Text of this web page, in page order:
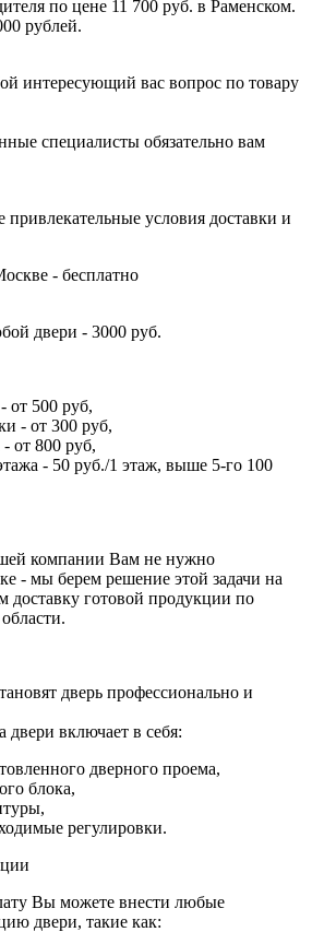
по цене 11 700 руб. в Раменском.
рублей.
интересующий вас вопрос по товару
специалисты обязательно вам
условия доставки и
- бесплатно
двери - 3000 руб.
от 500 руб,
- от 300 руб,
от 800 руб,
- 50 руб./1 этаж, выше 5-го 100
компании Вам не нужно
- мы берем решение этой задачи на
доставку готовой продукции по
дверь профессионально и
двери включает в себя:
дверного проема,
блока,
регулировки.
Вы можете внести любые
двери, такие как: